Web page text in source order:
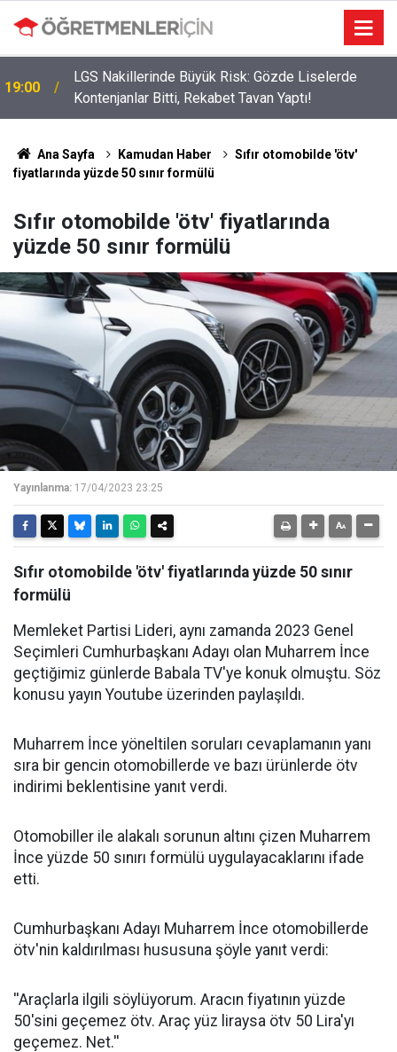
19:00
LGS Nakillerinde Büyük Risk: Gözde Liselerde
Kontenjanlar Bitti, Rekabet Tavan Yaptı!
Ana Sayfa Kamudan Haber
Sıfır otomobilde 'ötv'
fiyatlarında yüzde 50 sınır formülü
Sıfır otomobilde 'ötv' fiyatlarında
yüzde 50 sınır formülü
Yayınlanma: 17/04/2023 23:25
Sıfır otomobilde 'ötv' fiyatlarında yüzde 50 sınır
formülü
Memleket Partisi Lideri, aynı zamanda 2023 Genel
Seçimleri Cumhurbaşkanı Adayı olan Muharrem İnce
geçtiğimiz günlerde Babala TV'ye konuk olmuştu. Söz
konusu yayın Youtube üzerinden paylaşıldı.
Muharrem İnce yöneltilen soruları cevaplamanın yanı
sıra bir gencin otomobillerde ve bazı ürünlerde ötv
indirimi beklentisine yanıt verdi.
Otomobiller ile alakalı sorunun altını çizen Muharrem
İnce yüzde 50 sınırı formülü uygulayacaklarını ifade
etti.
Cumhurbaşkanı Adayı Muharrem İnce otomobillerde
ötv'nin kaldırılması hususuna şöyle yanıt verdi:
''Araçlarla ilgili söylüyorum. Aracın fiyatının yüzde
50'sini geçemez ötv. Araç yüz liraysa ötv 50 Lira'yı
geçemez. Net.''